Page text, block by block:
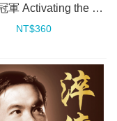
啟動．冠軍 Activating the Champion－用行動打造成功
NT$360